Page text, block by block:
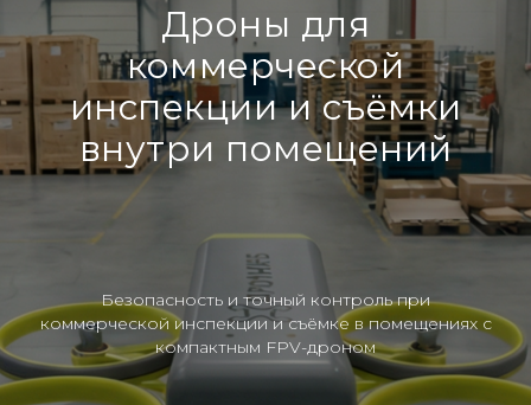
Дроны для
коммерческой
инспекции и съёмки
внутри помещений
Безопасность и точный контроль при
коммерческой инспекции и съёмке в помещениях с
компактным FPV-дроном